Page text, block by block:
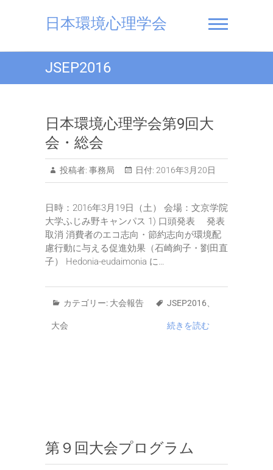
日本環境心理学会
JSEP2016
日本環境心理学会第9回大
会・総会
投稿者: 事務局 日付: 2016年3月20日
日時：2016年3月19日（土） 会場：文京学院
大学ふじみ野キャンパス 1) 口頭発表 発表
取消 消費者のエコ志向・節約志向が環境配
慮行動に与える促進効果（石崎絢子・劉田直
子） Hedonia-eudaimonia に…
カテゴリー: 大会報告 JSEP2016
大会 続きを読む
第９回大会プログラム